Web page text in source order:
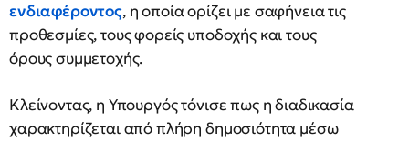
ενδιαφέροντος, η οποία ορίζει με σαφήνεια τις
προθεσμίες, τους φορείς υποδοχής και τους
όρους συμμετοχής.
Κλείνοντας, η Υπουργός τόνισε πως η διαδικασία
χαρακτηρίζεται από πλήρη δημοσιότητα μέσω